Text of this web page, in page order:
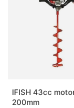
IFISH 43cc
200mm